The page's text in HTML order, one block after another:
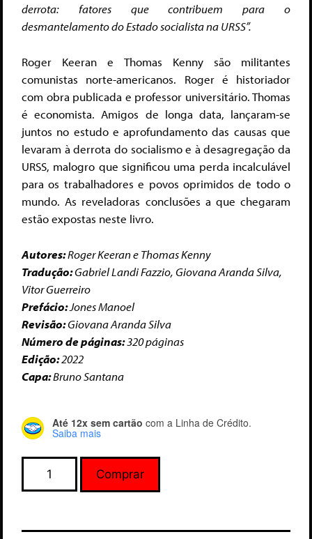
derrota: fatores que contribuem para o
desmantelamento do Estado socialista na URSS”.
Roger Keeran e Thomas Kenny são militantes
comunistas norte-americanos. Roger é historiador
com obra publicada e professor universitário. Thomas
é economista. Amigos de longa data, lançaram-se
juntos no estudo e aprofundamento das causas que
levaram à derrota do socialismo e à desagregação da
URSS, malogro que significou uma perda incalculável
para os trabalhadores e povos oprimidos de todo o
mundo. As reveladoras conclusões a que chegaram
estão expostas neste livro.
Autores:Roger Keeran e Thomas Kenny
Tradução:Gabriel Landi Fazzio, Giovana Aranda Silva,
Vitor Guerreiro
Prefácio:Jones Manoel
Revisão:Giovana Aranda Silva
Número de páginas:320 páginas
Edição:2022
Capa:Bruno Santana
Até 12x sem cartão com a Linha de Crédito.
Saiba mais
Comprar